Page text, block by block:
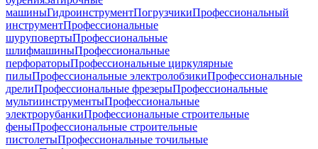
машиныГидроинструментПогрузчикиПрофессиональный
инструментПрофессиональные
шуруповертыПрофессиональные
шлифмашиныПрофессиональные
перфораторыПрофессиональные циркулярные
пилыПрофессиональные электролобзикиПрофессиональные
дрелиПрофессиональные фрезерыПрофессиональные
мультиинструментыПрофессиональные
электрорубанкиПрофессиональные строительные
феныПрофессиональные строительные
пистолетыПрофессиональные точильные